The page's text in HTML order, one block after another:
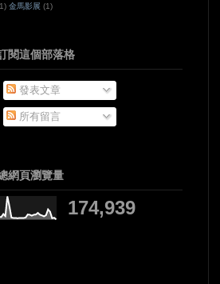
金馬影展 (1)
閱這個部落格
發表文章
所有留言
網頁瀏覽量
174,939